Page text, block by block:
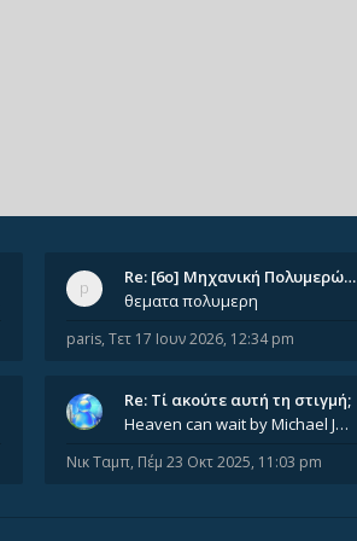
Re: [6o] Mηχανική Πολυμερών (…
θεματα πολυμερη
paris, Τετ 17 Ιουν 2026, 12:34 pm
Re: Tί ακούτε αυτή τη στιγμή;
Heaven can wait by Michael Jackson
Νικ Ταμπ, Πέμ 23 Οκτ 2025, 11:03 pm